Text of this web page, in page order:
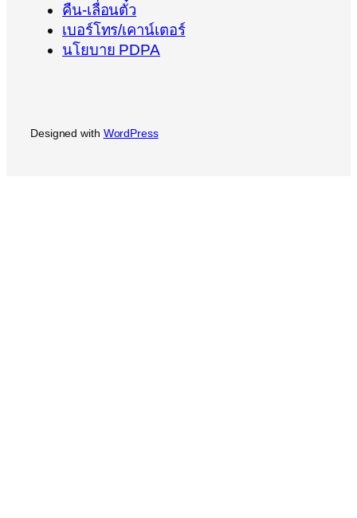
คืน-เลื่อนตั๋ว
เบอร์โทร/เคาน์เตอร์
นโยบาย PDPA
Designed with WordPress